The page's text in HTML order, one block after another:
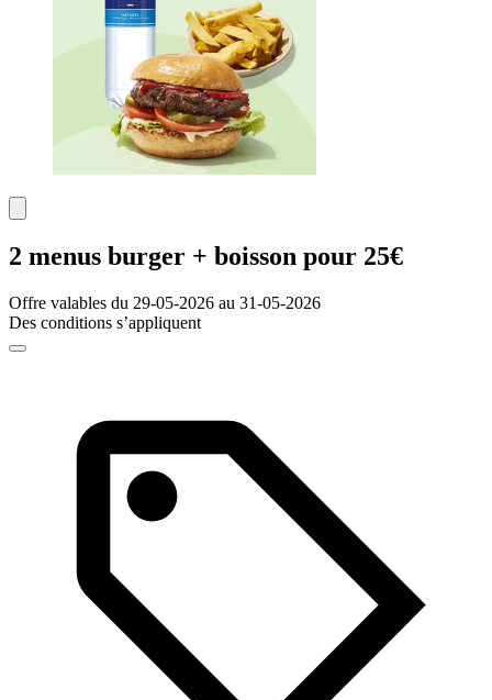
2 menus burger + boisson pour 25€
Offre valables du 29-05-2026 au 31-05-2026
Des conditions s’appliquent